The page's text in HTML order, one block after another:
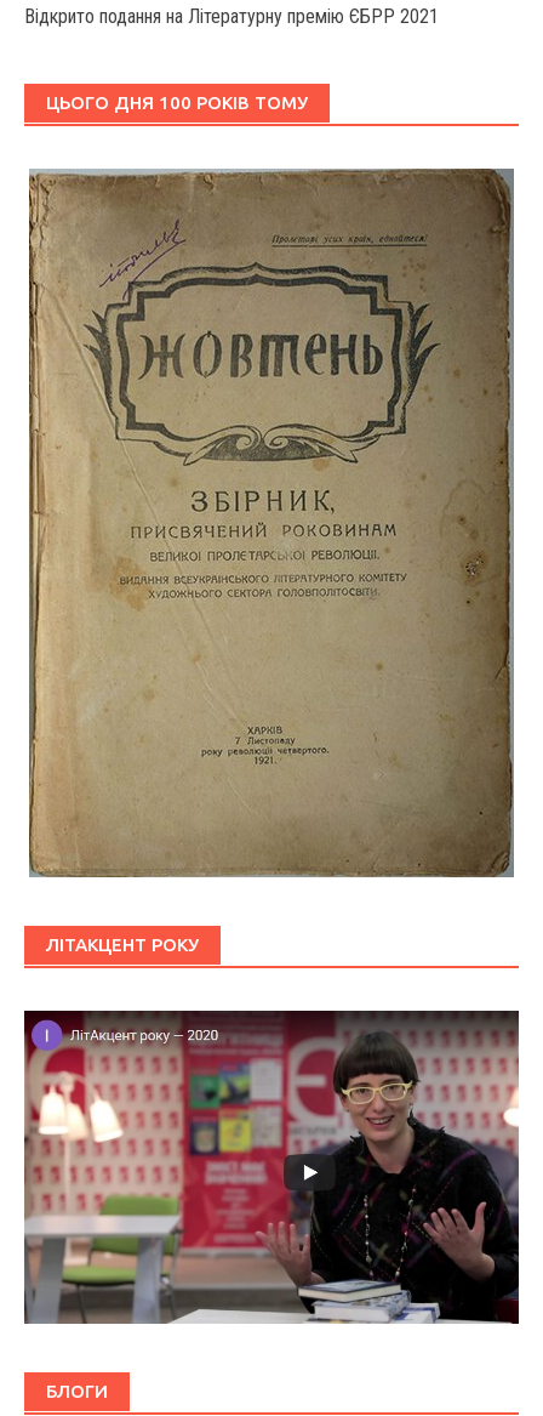
Відкрито подання на Літературну премію ЄБРР 2021
ЦЬОГО ДНЯ 100 РОКІВ ТОМУ
ЛІТАКЦЕНТ РОКУ
БЛОГИ